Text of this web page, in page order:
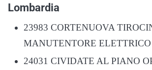
Lombardia
23983 CORTENUOVA
MANUTENTORE ELETTRICO
24031 CIVIDATE AL PIANO